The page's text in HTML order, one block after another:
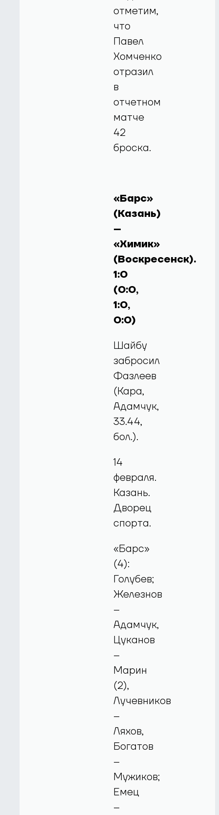
отметим,
что
Павел
Хомченко
отразил
в
отчетном
матче
42
броска.
«Барс»
(Казань)
–
«Химик»
(Воскресенск).
1:0
(0:0,
1:0,
0:0)
Шайбу
забросил
Фазлеев
(Кара,
Адамчук,
33.44,
бол.).
14
февраля.
Казань.
Дворец
спорта.
«Барс»
(4):
Голубев;
Железнов
–
Адамчук,
Цуканов
–
Марин
(2),
Лучевников
–
Ляхов,
Богатов
–
Мужиков;
Емец
–